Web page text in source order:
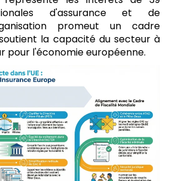
d'assurance et de
promeut un cadre
la capacité du secteur à
pour l'économie européenne.